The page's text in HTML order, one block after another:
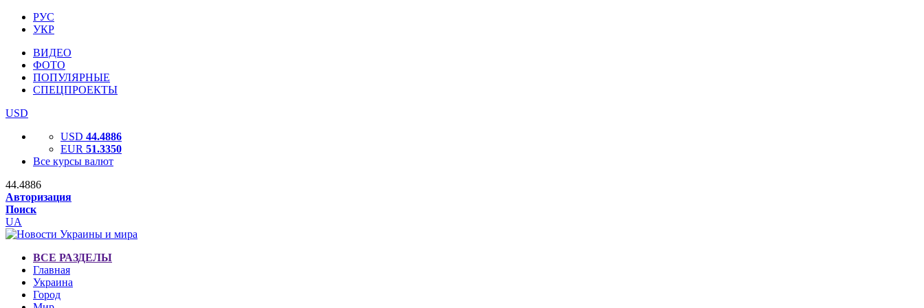
РУС
УКР
ВИДЕО
ФОТО
ПОПУЛЯРНЫЕ
СПЕЦПРОЕКТЫ
USD
USD 44.4886
EUR 51.3350
Все курсы валют
44.4886
Авторизация
Поиск
UA
ВСЕ РАЗДЕЛЫ
Главная
Украина
Город